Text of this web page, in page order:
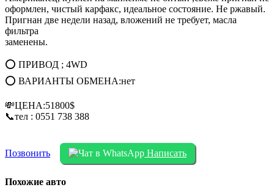
оформлен, чистый карфакс, идеальное состояние. Не ржавый.
Пригнан две недели назад, вложений не требует, масла
фильтра
заменены.
⭕ ПРИВОД ; 4WD
⭕ ВАРИАНТЫ ОБМЕНА:нет
💸ЦЕНА:51800$
📞тел : 0551 738 388
Позвонить Написать
Похожие авто